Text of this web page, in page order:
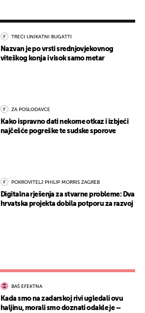
TREĆI UNIKATNI BUGATTI
Nazvan je po vrsti srednjovjekovnog
viteškog konja i visok samo metar
ZA POSLODAVCE
Kako ispravno dati nekome otkaz i izbjeći
najčešće pogreške te sudske sporove
POKROVITELJ PHILIP MORRIS ZAGREB
Digitalna rješenja za stvarne probleme: Dva
hrvatska projekta dobila potporu za razvoj
BAŠ EFEKTNA
Kada smo na zadarskoj rivi ugledali ovu
haljinu, morali smo doznati odakle je –